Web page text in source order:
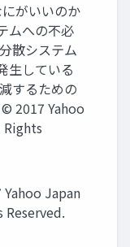
がいいのか
ムへの不必
散システム
生している
するための
2017 Yahoo
Japan